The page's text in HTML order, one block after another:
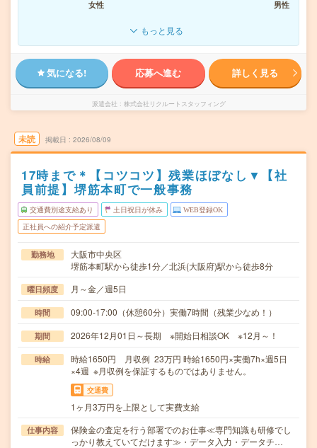
女性
男性
もっと見る
気になる! 応募へ進む 詳しく見る
派遣会社 株式会社リクルートスタッフィング
未読 掲載日 2026/08/09
17時まで＊【コツコツ】残業ほぼなし▼【社
員前提】堺筋本町で一般事務
交通費別途支給あり 土日祝日が休み WEB登録OK
正社員への紹介予定派遣
勤務地
大阪市中央区
堺筋本町駅から徒歩1分／北浜(大阪府)駅から徒歩8分
曜日頻度 月～金／週5日
時間 09:00-17:00（休憩60分）実働7時間（残業少なめ！）
期間 2026年12月01日～長期 ※開始日相談OK ※12月～！
時給
時給1650円 月収例 23万円 時給1650円×実働7h×週5日
×4週 ※月収例を保証するものではありません。
交通費
1ヶ月3万円を上限として実費支給
仕事内容
保険金の査定を行う部署でのお仕事≪専門知識も研修でし
っかり教えていてだけます≫・データ入力・データチ…